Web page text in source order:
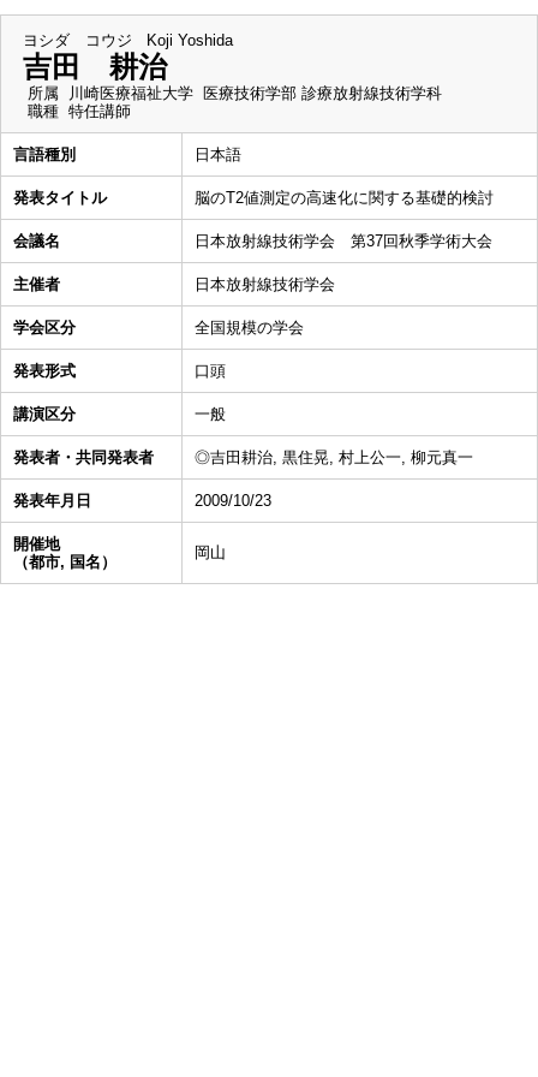
ヨシダ コウジ Koji Yoshida
吉田 耕治
所属
川崎医療福祉大学 医療技術学部 診療放射線技術学科
職種 特任講師
言語種別 日本語
発表タイトル 脳のT2値測定の高速化に関する基礎的検討
会議名 日本放射線技術学会 第37回秋季学術大会
主催者 日本放射線技術学会
学会区分 全国規模の学会
発表形式 口頭
講演区分 一般
発表者・共同発表者 ◎吉田耕治, 黒住晃, 村上公一, 柳元真一
発表年月日 2009/10/23
開催地
（都市, 国名）
岡山